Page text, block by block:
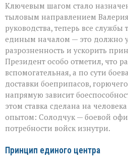
Ключевым шагом стало
тыловым направлением
руководства, теперь все службы
единым началом — это должно
разрозненность и ускорить
Президент особо отметил, что
вспомогательная, а по сути
доставки боеприпасов,
напрямую зависит
этом ставка сделана на
опытом: Солодчук — боевой
потребности войск изнутри.
Принцип единого центра